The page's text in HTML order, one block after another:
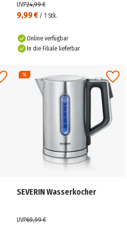
9,99 € / 1 Stk.
UVP24,99 €
Online verfügbar
In die Filiale lieferbar
SEVERIN Wasserkocher
UVP69,99 €